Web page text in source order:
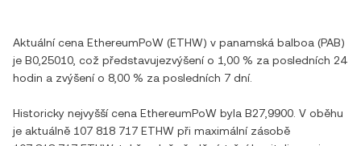
Aktuální cena EthereumPoW (ETHW) v panamská balboa (PAB)
je B0,25010 , což představujezvýšenío 1,00 % za posledních 24
hodin a zvýšenío 8,00 % za posledních 7 dní.
Historicky nejvyšší cena EthereumPoW byla B27,9900 . V oběhu
je aktuálně 107 818 717 ETHW při maximální zásobě